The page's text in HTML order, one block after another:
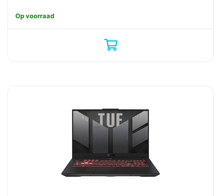
Op voorraad